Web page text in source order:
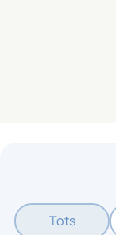
Tots